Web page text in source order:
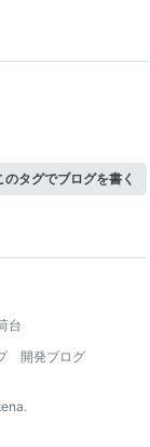
のタグでブログを書く
台
開発ブログ